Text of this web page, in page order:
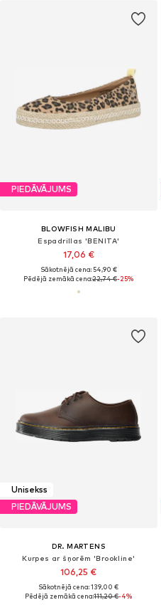
PIEDĀVĀJUMS
BLOWFISH MALIBU
Espadrillas 'BENITA'
17,06 €
Sākotnējā cena: 54,90 €
Pēdējā zemākā cena:22,74 €-25%
Unisekss
PIEDĀVĀJUMS
DR. MARTENS
Kurpes ar šņorēm 'Brookline'
106,25 €
Sākotnējā cena: 139,00 €
Pēdējā zemākā cena:111,20 €-4%